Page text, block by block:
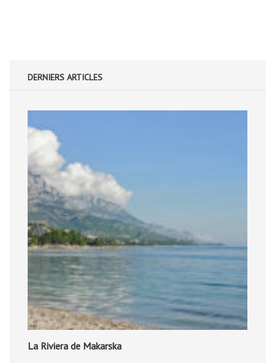
DERNIERS ARTICLES
La Riviera de Makarska